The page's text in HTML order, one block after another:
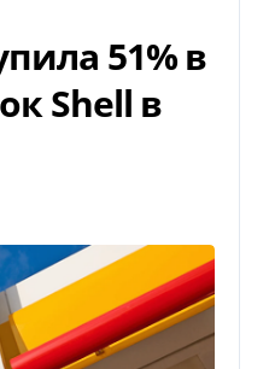
51% в
Shell в